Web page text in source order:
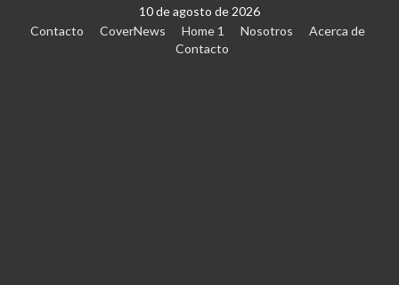
10 de agosto de 2026
Contacto
CoverNews Home 1 Nosotros
Acerca de
Contacto